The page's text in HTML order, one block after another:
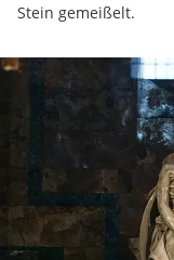
Stein gemeißelt.